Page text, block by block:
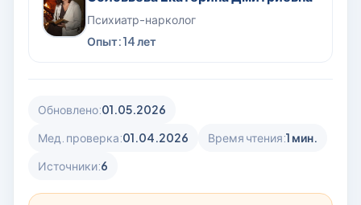
Психиатр-нарколог
Опыт: 14 лет
Обновлено:01.05.2026
Мед. проверка:01.04.2026 Время чтения:1 мин.
Источники:6